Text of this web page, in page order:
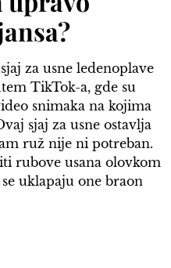
za usne ledenoplave
TikTok-a, gde su
snimaka na kojima
sjaj za usne ostavlja
ruž nije ni potreban.
rubove usana olovkom
uklapaju one braon